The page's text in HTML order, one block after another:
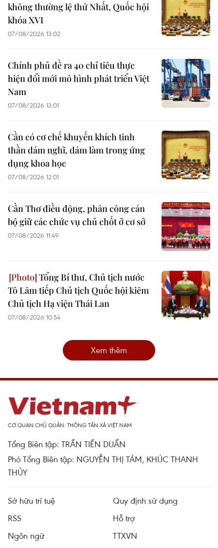
không thường lệ thứ Nhất, Quốc hội
khóa XVI
07/08/2026 13:02
Chính phủ đề ra 40 chỉ tiêu thực
hiện đổi mới mô hình phát triển Việt
Nam
07/08/2026 13:01
Cần có cơ chế khuyến khích tinh
thần dám nghĩ, dám làm trong ứng
dụng khoa học
07/08/2026 12:01
Cần Thơ điều động, phân công cán
bộ giữ các chức vụ chủ chốt ở cơ sở
07/08/2026 11:49
Tổng Bí thư, Chủ tịch nước
Tô Lâm tiếp Chủ tịch Quốc hội kiêm
Chủ tịch Hạ viện Thái Lan
07/08/2026 10:54
Xem thêm
CƠ QUAN CHỦ QUẢN: THÔNG TẤN XÃ VIỆT NAM
Tổng Biên tập: TRẦN TIẾN DUẨN
Phó Tổng Biên tập: NGUYỄN THỊ TÁM, KHÚC THANH
THỦY
Sở hữu trí tuệ
Quy định sử dụng
RSS
Hỗ trợ
Ngôn ngữ
TTXVN